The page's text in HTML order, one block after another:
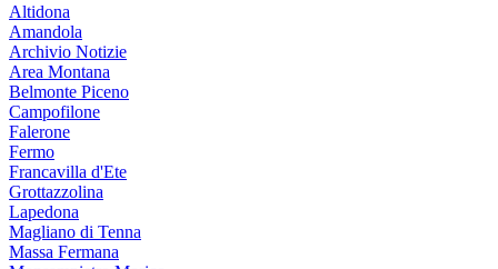
Altidona
Amandola
Archivio Notizie
Area Montana
Belmonte Piceno
Campofilone
Falerone
Fermo
Francavilla d'Ete
Grottazzolina
Lapedona
Magliano di Tenna
Massa Fermana